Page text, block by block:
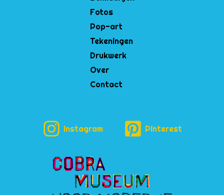
Fotos
Pop-art
Tekeningen
Drukwerk
Over
Contact
Instagram Pinterest